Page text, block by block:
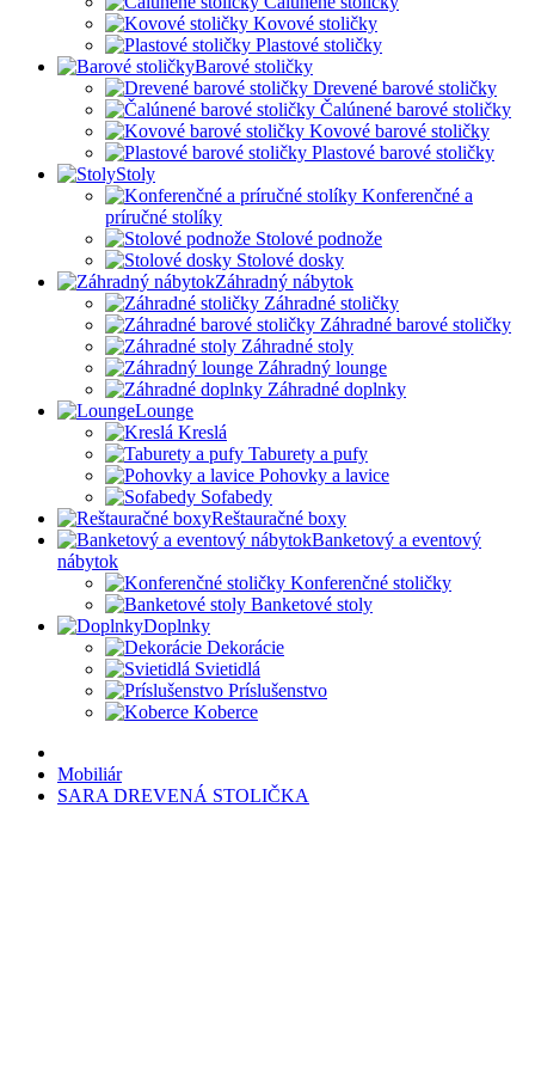
Kovové stoličky
Plastové stoličky
Barové stoličky
Drevené barové stoličky
Čalúnené barové stoličky
Kovové barové stoličky
Plastové barové stoličky
Stoly
Konferenčné a
príručné stolíky
Stolové podnože
Stolové dosky
Záhradný nábytok
Záhradné stoličky
Záhradné barové stoličky
Záhradné stoly
Záhradný lounge
Záhradné doplnky
Lounge
Kreslá
Taburety a pufy
Pohovky a lavice
Sofabedy
Reštauračné boxy
Banketový a eventový
nábytok
Konferenčné stoličky
Banketové stoly
Doplnky
Dekorácie
Svietidlá
Príslušenstvo
Koberce
Mobiliár
SARA DREVENÁ STOLIČKA